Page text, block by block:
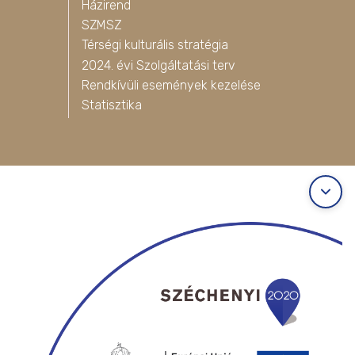
Házirend
SZMSZ
Térségi kulturális stratégia
2024. évi Szolgáltatási terv
Rendkívüli események kezelése
Statisztika